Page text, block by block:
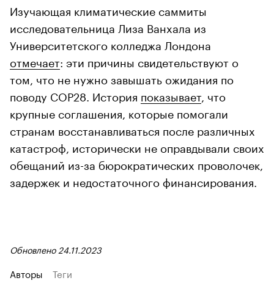
Изучающая климатические саммиты
исследовательница Лиза Ванхала из
Университетского колледжа Лондона
отмечает: эти причины свидетельствуют о
том, что не нужно завышать ожидания по
поводу СОР28. История показывает, что
крупные соглашения, которые помогали
странам восстанавливаться после различных
катастроф, исторически не оправдывали своих
обещаний из-за бюрократических проволочек,
задержек и недостаточного финансирования.
Обновлено 24.11.2023
Авторы Теги